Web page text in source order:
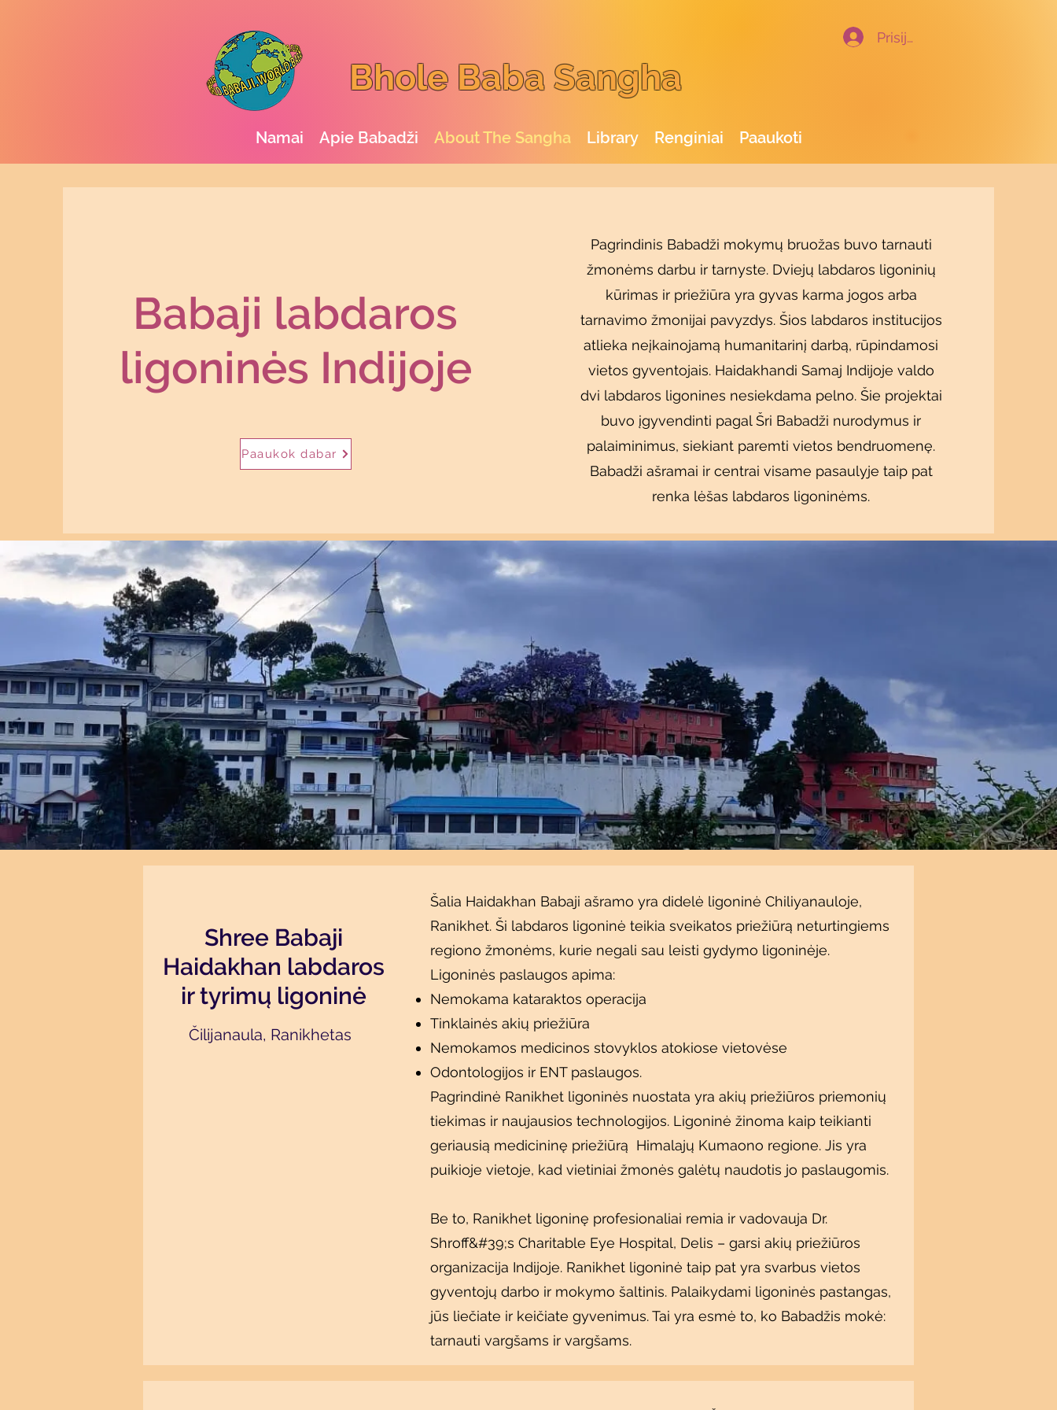
Bhole Baba Sangha
Prisijungti
Namai Apie Babadži About The Sangha Library Renginiai Paaukoti
Babaji labdaros
ligoninės Indijoje
Paaukok dabar
Pagrindinis Babadži mokymų bruožas buvo tarnauti
žmonėms darbu ir tarnyste. Dviejų labdaros ligoninių
kūrimas ir priežiūra yra gyvas karma jogos arba
tarnavimo žmonijai pavyzdys. Šios labdaros institucijos
atlieka neįkainojamą humanitarinį darbą, rūpindamosi
vietos gyventojais. Haidakhandi Samaj Indijoje valdo
dvi labdaros ligonines nesiekdama pelno. Šie projektai
buvo įgyvendinti pagal Šri Babadži nurodymus ir
palaiminimus, siekiant paremti vietos bendruomenę.
Babadži ašramai ir centrai visame pasaulyje taip pat
renka lėšas labdaros ligoninėms.
Shree Babaji
Haidakhan labdaros
ir tyrimų ligoninė
Čilijanaula, Ranikhetas
Šalia Haidakhan Babaji ašramo yra didelė ligoninė Chiliyanauloje,
Ranikhet. Ši labdaros ligoninė teikia sveikatos priežiūrą neturtingiems
regiono žmonėms, kurie negali sau leisti gydymo ligoninėje.
Ligoninės paslaugos apima:
Nemokama kataraktos operacija
Tinklainės akių priežiūra
Nemokamos medicinos stovyklos atokiose vietovėse
Odontologijos ir ENT paslaugos.
Pagrindinė Ranikhet ligoninės nuostata yra akių priežiūros priemonių
tiekimas ir naujausios technologijos. Ligoninė žinoma kaip teikianti
geriausią medicininę priežiūrą Himalajų Kumaono regione. Jis yra
puikioje vietoje, kad vietiniai žmonės galėtų naudotis jo paslaugomis.
Be to, Ranikhet ligoninę profesionaliai remia ir vadovauja Dr.
Shroff&#39;s Charitable Eye Hospital, Delis – garsi akių priežiūros
organizacija Indijoje. Ranikhet ligoninė taip pat yra svarbus vietos
gyventojų darbo ir mokymo šaltinis. Palaikydami ligoninės pastangas,
jūs liečiate ir keičiate gyvenimus. Tai yra esmė to, ko Babadžis mokė:
tarnauti vargšams ir vargšams.